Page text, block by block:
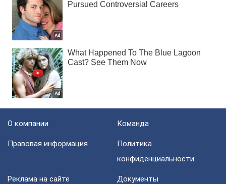
О компании Команда
Правовая информация
Политика
конфиденциальности
Реклама на сайте Документы